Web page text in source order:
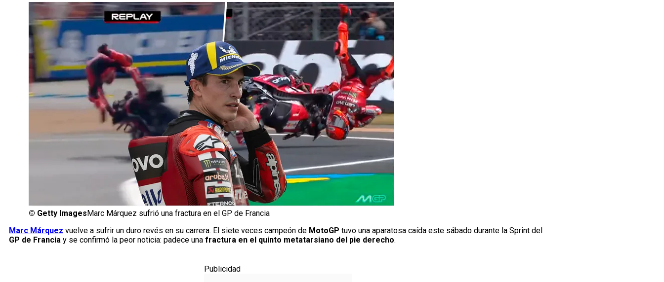
© Getty Images Marc Márquez sufrió una fractura en el GP de Francia
Marc Márquez vuelve a sufrir un duro revés en su carrera. El siete veces campeón de MotoGP tuvo una aparatosa caída este sábado durante la Sprint del
GP de Francia y se confirmó la peor noticia: padece una fractura en el quinto metatarsiano del pie derecho.
Publicidad